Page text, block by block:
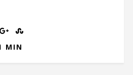
MIN